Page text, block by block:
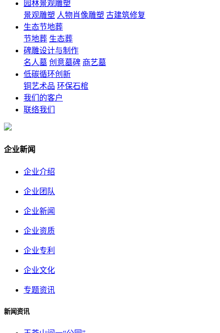
园林景观雕塑
景观雕塑 人物肖像雕塑 古建筑修复
生态节地葬
节地葬 生态葬
碑雕设计与制作
名人墓 创意墓碑 商艺墓
低碳循环创新
铜艺术品 环保石棺
我们的客户
联络我们
企业新闻
企业介绍
企业团队
企业新闻
企业资质
企业专利
企业文化
专题资讯
新闻资讯